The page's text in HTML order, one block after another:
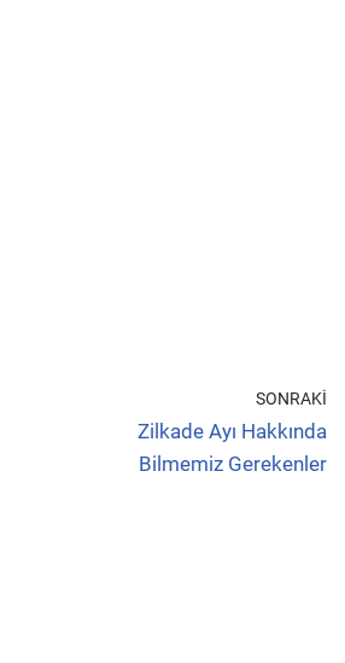
SONRAKI
Zilkade Ayı Hakkında
Bilmemiz Gerekenler